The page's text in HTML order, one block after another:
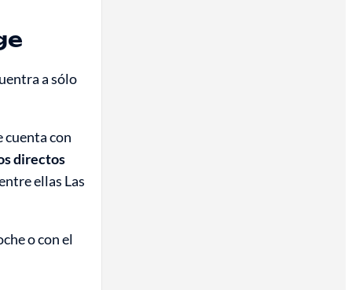
a sólo
cuenta con
directos
ellas Las
o con el